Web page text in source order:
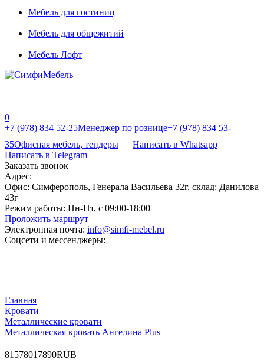
Мебель для гостиниц
Мебель для общежитий
Мебель Лофт
0
+7 (978) 834 52-25Менеджер по рознице+7 (978) 834 53-
35Офисная мебель, тендеры
Написать в Whatsapp
Написать в Telegram
Заказать звонок
Адрес:
Офис: Симферополь, Генерала Васильева 32г, склад: Данилова
43г
Режим работы: Пн-Пт, с 09:00-18:00
Проложить маршрут
Электронная почта: info@simfi-mebel.ru
Соцсети и мессенджеры:
Главная
Кровати
Металлические кровати
Металлическая кровать Ангелина Plus
81578017890RUB